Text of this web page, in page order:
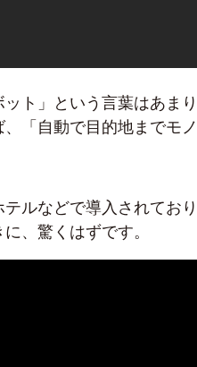
ット」という言葉はあま
「自動で目的地までモ
ルなどで導入されてお
、驚くはずです。